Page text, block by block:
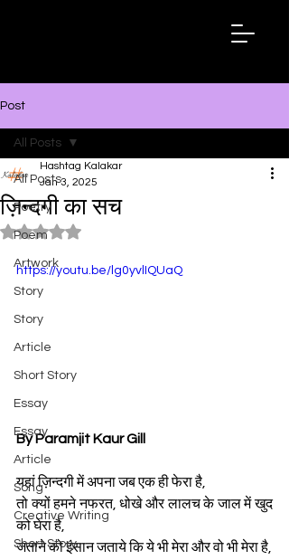
Post
All Posts
Poetry
Poem
Artwork
Story
Story
Article
Short Story
Essay
Essay
Article
Song
Creative Writing
Short Story
All Posts
ज़िन्दगी का सच
Hashtag Kalakar
Jan 3, 2025
Rated NaN out of 5 stars.
https://youtu.be/lg0yvlIQUaQ
By Paramjit Kaur Gill
यहां ज़िन्दगी में अपना जब एक ही फेरा है,
तो क्यों हमने नफरत, धोखे और लालच के जाल में खुद
को घेरा है,
जताने को इंसान जताये कि ये भी मेरा और वो भी मेरा है,